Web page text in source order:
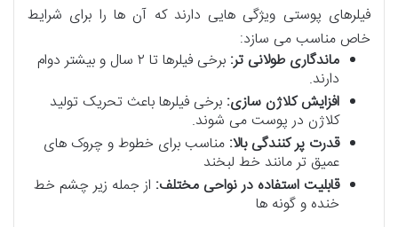
فیلرهای پوستی ویژگی هایی دارند که آن ها را برای شرایط
خاص مناسب می سازد:
ماندگاری طولانی تر:
برخی فیلرها تا ۲ سال و بیشتر دوام
دارند.
افزایش کلاژن سازی: برخی فیلرها باعث تحریک تولید
کلاژن در پوست می شوند.
قدرت پر کنندگی بالا: مناسب برای خطوط و چروک های
عمیق تر مانند خط لبخند
قابلیت استفاده در نواحی مختلف: از جمله زیر چشم خط
خنده و گونه ها